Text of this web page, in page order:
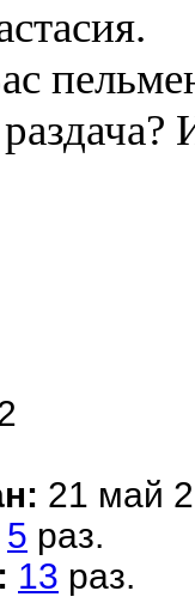
21 май
5 раз.
13 раз.